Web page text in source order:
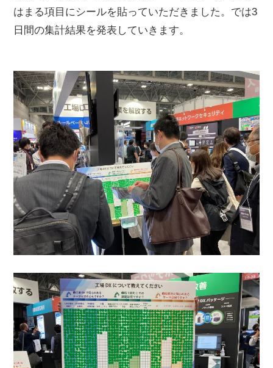
はまる項目にシールを貼っていただきました。では3
日間の集計結果を発表していきます。